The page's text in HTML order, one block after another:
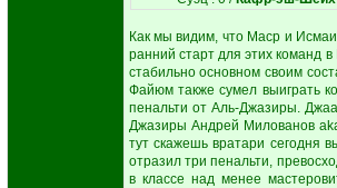
Как мы видим, что Маср и
ранний старт для этих команд
стабильно основном своим
Файюм также сумел выиграть
пенальти от Аль-Джазиры.
Джазиры Андрей Милованов
тут скажешь вратари сегодня
отразил три пенальти,
в классе над менее